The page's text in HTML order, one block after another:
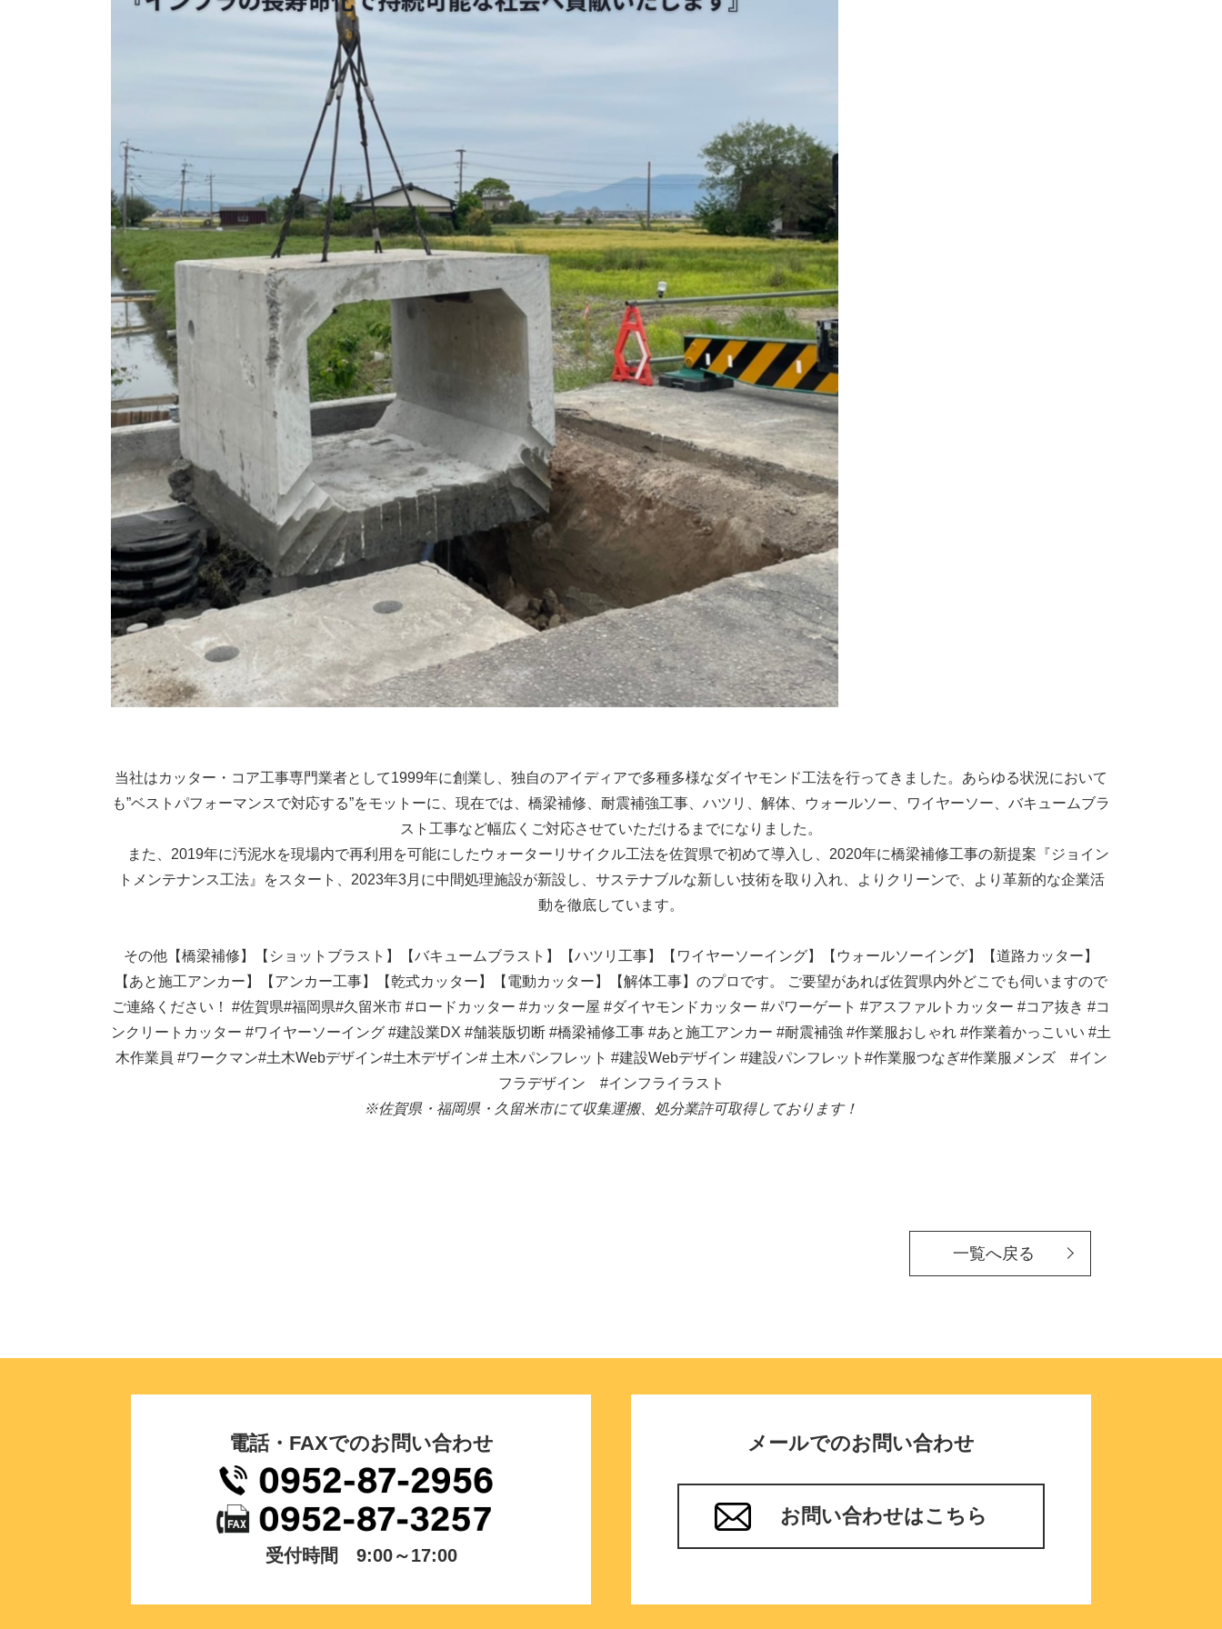
当社はカッター・コア工事専門業者として1999年に創業し、独自のアイディアで多種多様なダイヤモンド工法を行ってきました。あらゆる状況において
も”ベストパフォーマンスで対応する”をモットーに、現在では、橋梁補修、耐震補強工事、ハツリ、解体、ウォールソー、ワイヤーソー、バキュームブラ
スト工事など幅広くご対応させていただけるまでになりました。
また、2019年に汚泥水を現場内で再利用を可能にしたウォーターリサイクル工法を佐賀県で初めて導入し、2020年に橋梁補修工事の新提案『ジョイン
トメンテナンス工法』をスタート、2023年3月に中間処理施設が新設し、サステナブルな新しい技術を取り入れ、よりクリーンで、より革新的な企業活
動を徹底しています。
その他【橋梁補修】【ショットブラスト】【バキュームブラスト】【ハツリ工事】【ワイヤーソーイング】【ウォールソーイング】【道路カッター】
【あと施工アンカー】【アンカー工事】【乾式カッター】【電動カッター】【解体工事】のプロです。 ご要望があれば佐賀県内外どこでも伺いますので
ご連絡ください！ #佐賀県#福岡県#久留米市 #ロードカッター #カッター屋 #ダイヤモンドカッター #パワーゲート #アスファルトカッター #コア抜き #コ
ンクリートカッター #ワイヤーソーイング #建設業DX #舗装版切断 #橋梁補修工事 #あと施工アンカー #耐震補強 #作業服おしゃれ #作業着かっこいい #土
木作業員 #ワークマン#土木Webデザイン#土木デザイン#土木パンフレット #建設Webデザイン #建設パンフレット#作業服つなぎ#作業服メンズ#イン
フラデザイン #インフライラスト
※佐賀県・福岡県・久留米市にて収集運搬、処分業許可取得しております！
一覧へ戻る
電話・FAXでのお問い合わせ
受付時間 9:00～17:00
メールでのお問い合わせ
お問い合わせはこちら